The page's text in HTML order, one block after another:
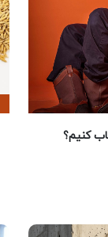
کنیم؟